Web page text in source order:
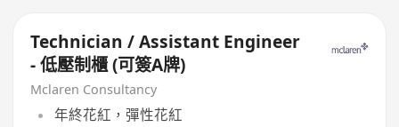
Technician / Assistant Engineer
- 低壓制櫃 (可簽A牌)
Mclaren Consultancy
年終花紅，彈性花紅